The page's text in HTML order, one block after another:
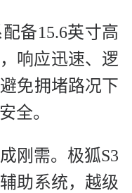
备15.6英寸高
响应迅速、逻
免拥堵路况下
全。
刚需。极狐S3
助系统，越级